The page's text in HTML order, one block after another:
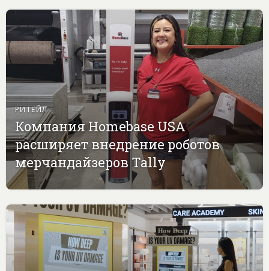
РИТЕЙЛ
Компания Homebase USA
расширяет внедрение роботов
мерчандайзеров Tally